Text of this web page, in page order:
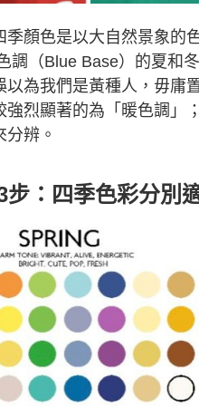
季顏色是以大自然景象
調（Blue Base）的夏和
以為我們是黃種人，毋庸
強烈顯著的為「暖色調」
辨。
：四季色彩分別